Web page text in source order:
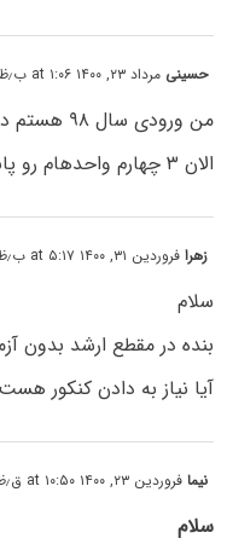
حسینی مرداد ۲۳, ۱۴۰۰ at ۱:۰۶ ب٫ظ
الان ۳ چهارم واحدهام رو پاس کردم آیا میتونم ثبت نام کنم؟
زهرافروردین ۳۱, ۱۴۰۰ at ۵:۱۷ ب٫ظ
سلام
بنده در مقطع ارشد بدون
آیا نیاز به دادن کنکور
نیمافروردین ۲۳, ۱۴۰۰ at ۱۰:۵۰ ق٫ظ
سلام